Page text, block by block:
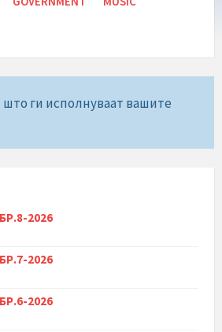
ги исполнуваат вашите
2026
2026
2026